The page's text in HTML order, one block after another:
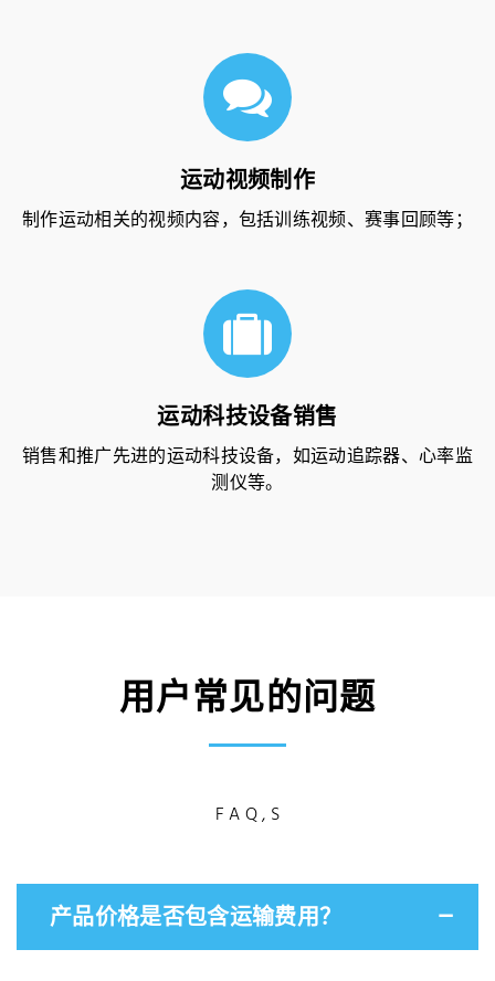
运动视频制作
制作运动相关的视频内容，包括训练视频、赛事回顾等；
运动科技设备销售
销售和推广先进的运动科技设备，如运动追踪器、心率监
测仪等。
用户常见的问题
F A Q , S
产品价格是否包含运输费用？